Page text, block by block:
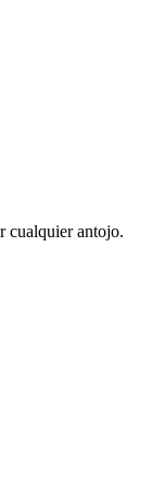
cualquier antojo.